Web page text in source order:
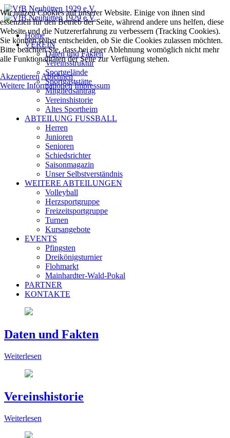
Home
VEREIN
Daten und Fakten
Vereinsstruktur
Sportgelände
Sportgaststätte
Mitgliedsantrag
Vereinshistorie
Altes Sportheim
ABTEILUNG FUSSBALL
Herren
Junioren
Senioren
Schiedsrichter
Saisonmagazin
Unser Selbstverständnis
WEITERE ABTEILUNGEN
Volleyball
Herzsportgruppe
Freizeitsportgruppe
Turnen
Kursangebote
EVENTS
Pfingsten
Dreikönigsturnier
Flohmarkt
Mainhardter-Wald-Pokal
PARTNER
KONTAKTE
Daten und Fakten
Weiterlesen
Vereinshistorie
Weiterlesen
Wir nutzen Cookies auf unserer Website. Einige von ihnen sind
essenziell für den Betrieb der Seite, während andere uns helfen, diese
Website und die Nutzererfahrung zu verbessern (Tracking Cookies).
Sie können selbst entscheiden, ob Sie die Cookies zulassen möchten.
Bitte beachten Sie, dass bei einer Ablehnung womöglich nicht mehr
alle Funktionalitäten der Seite zur Verfügung stehen.
Akzeptieren Ablehnen
Weitere Informationen Impressum